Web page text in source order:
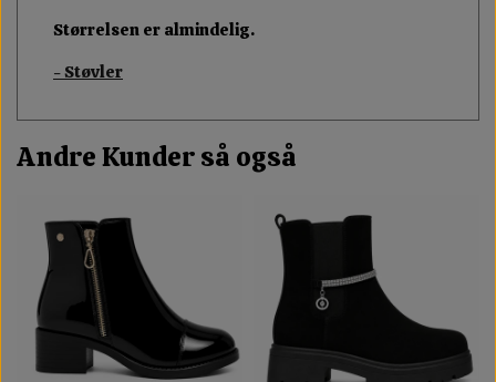
Størrelsen er almindelig.
- Støvler
Andre Kunder så også